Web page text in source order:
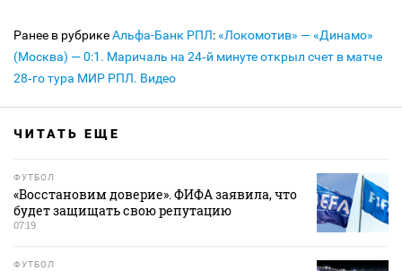
Ранее в рубрикеАльфа-Банк РПЛ:«Локомотив» — «Динамо»
(Москва) — 0:1. Маричаль на 24‑й минуте открыл счет в матче
28‑го тура МИР РПЛ. Видео
ЧИТАТЬ ЕЩЕ
ФУТБОЛ
«Восстановим доверие». ФИФА заявила, что
будет защищать свою репутацию
07:19
ФУТБОЛ